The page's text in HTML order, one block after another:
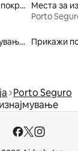
Места за изнајмување покрај вода
Porto
Сместувања за изнајмување на плажа
Прикажи
Porto Seguro